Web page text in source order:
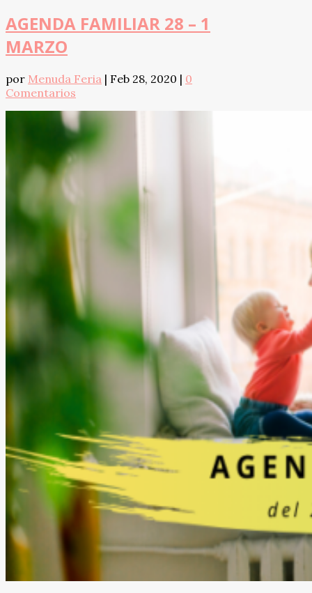
AGENDA FAMILIAR 28 – 1
MARZO
por Menuda Feria | Feb 28, 2020 | 0
Comentarios